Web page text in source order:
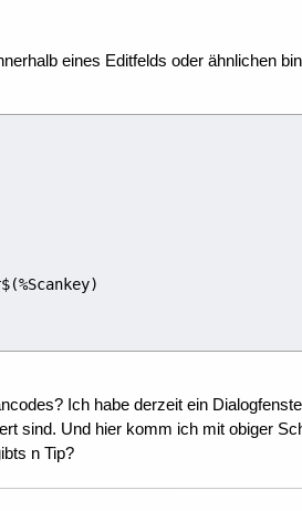
eines Editfelds oder ähnlichen
Ich habe derzeit ein
sind. Und hier komm ich mit obiger
n Tip?